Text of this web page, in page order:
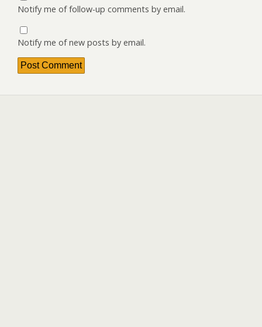
Notify me of follow-up comments by email.
Notify me of new posts by email.